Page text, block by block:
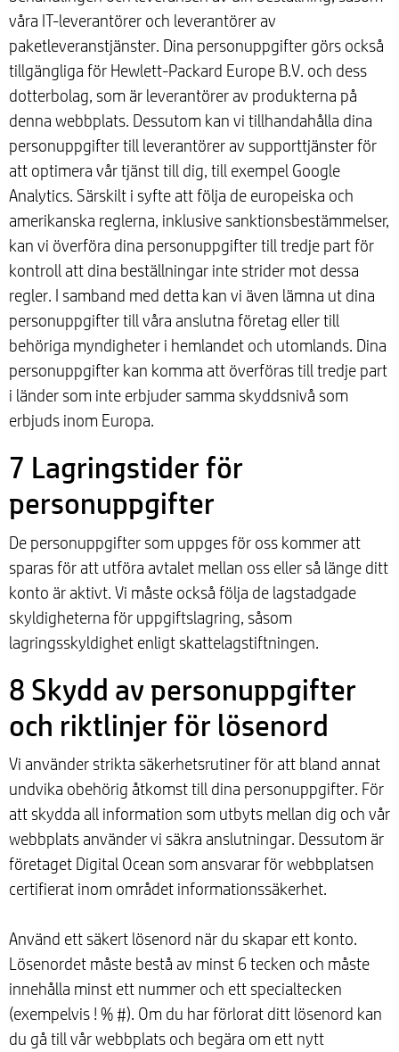
våra IT-leverantörer och leverantörer av
paketleveranstjänster. Dina personuppgifter görs också
tillgängliga för Hewlett-Packard Europe B.V. och dess
dotterbolag, som är leverantörer av produkterna på
denna webbplats. Dessutom kan vi tillhandahålla dina
personuppgifter till leverantörer av supporttjänster för
att optimera vår tjänst till dig, till exempel Google
Analytics. Särskilt i syfte att följa de europeiska och
amerikanska reglerna, inklusive sanktionsbestämmelser,
kan vi överföra dina personuppgifter till tredje part för
kontroll att dina beställningar inte strider mot dessa
regler. I samband med detta kan vi även lämna ut dina
personuppgifter till våra anslutna företag eller till
behöriga myndigheter i hemlandet och utomlands. Dina
personuppgifter kan komma att överföras till tredje part
i länder som inte erbjuder samma skyddsnivå som
erbjuds inom Europa.
7 Lagringstider för
personuppgifter
De personuppgifter som uppges för oss kommer att
sparas för att utföra avtalet mellan oss eller så länge ditt
konto är aktivt. Vi måste också följa de lagstadgade
skyldigheterna för uppgiftslagring, såsom
lagringsskyldighet enligt skattelagstiftningen.
8 Skydd av personuppgifter
och riktlinjer för lösenord
Vi använder strikta säkerhetsrutiner för att bland annat
undvika obehörig åtkomst till dina personuppgifter. För
att skydda all information som utbyts mellan dig och vår
webbplats använder vi säkra anslutningar. Dessutom är
företaget Digital Ocean som ansvarar för webbplatsen
certifierat inom området informationssäkerhet.
Använd ett säkert lösenord när du skapar ett konto.
Lösenordet måste bestå av minst 6 tecken och måste
innehålla minst ett nummer och ett specialtecken
(exempelvis ! % #). Om du har förlorat ditt lösenord kan
du gå till vår webbplats och begära om ett nytt